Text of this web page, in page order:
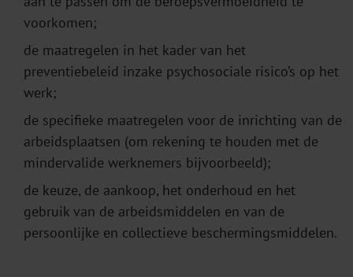
voorkomen;
de maatregelen in het kader van het
preventiebeleid inzake psychosociale risico’s op het
werk;
de specifieke maatregelen voor de inrichting van de
arbeidsplaatsen (om rekening te houden met de
mindervalide werknemers bijvoorbeeld);
de keuze, de aankoop, het onderhoud en het
gebruik van de arbeidsmiddelen en van de
persoonlijke en collectieve beschermingsmiddelen.